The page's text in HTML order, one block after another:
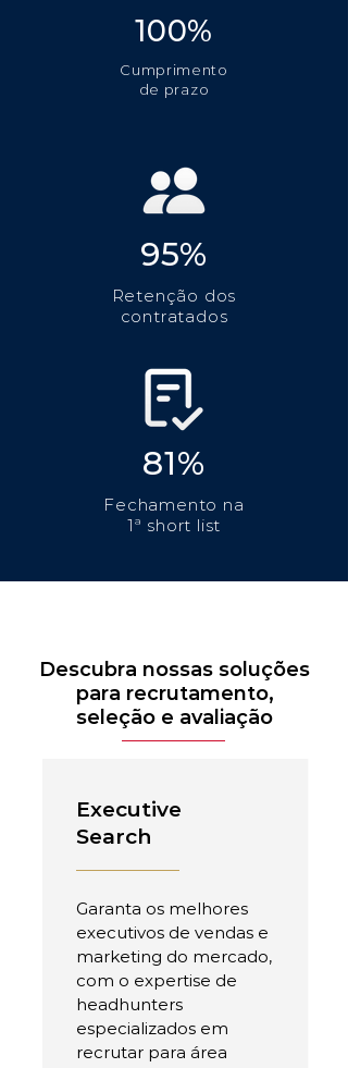
100%
Cumprimento
de prazo
95%
Retenção dos
contratados
81%
Fechamento na
1ª short list
Descubra nossas soluções
para recrutamento,
seleção e avaliação
Executive
Search
Garanta os melhores
executivos de vendas e
marketing do mercado,
com o expertise de
headhunters
especializados em
recrutar para área